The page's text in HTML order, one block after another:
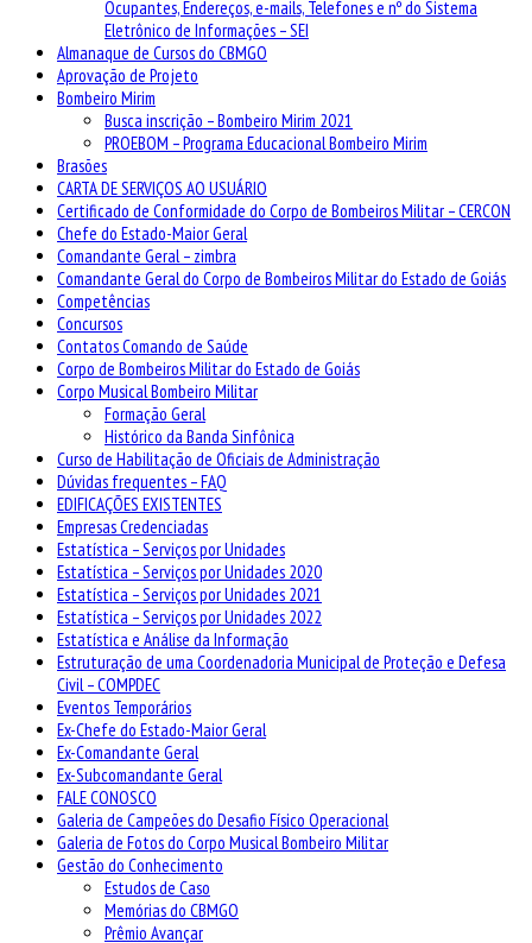
Ocupantes, Endereços, e-mails, Telefones e nº do Sistema
Eletrônico de Informações – SEI
Almanaque de Cursos do CBMGO
Aprovação de Projeto
Bombeiro Mirim
Busca inscrição – Bombeiro Mirim 2021
PROEBOM – Programa Educacional Bombeiro Mirim
Brasões
CARTA DE SERVIÇOS AO USUÁRIO
Certificado de Conformidade do Corpo de Bombeiros Militar – CERCON
Chefe do Estado-Maior Geral
Comandante Geral – zimbra
Comandante Geral do Corpo de Bombeiros Militar do Estado de Goiás
Competências
Concursos
Contatos Comando de Saúde
Corpo de Bombeiros Militar do Estado de Goiás
Corpo Musical Bombeiro Militar
Formação Geral
Histórico da Banda Sinfônica
Curso de Habilitação de Oficiais de Administração
Dúvidas frequentes – FAQ
EDIFICAÇÕES EXISTENTES
Empresas Credenciadas
Estatística – Serviços por Unidades
Estatística – Serviços por Unidades 2020
Estatística – Serviços por Unidades 2021
Estatística – Serviços por Unidades 2022
Estatística e Análise da Informação
Estruturação de uma Coordenadoria Municipal de Proteção e Defesa
Civil – COMPDEC
Eventos Temporários
Ex-Chefe do Estado-Maior Geral
Ex-Comandante Geral
Ex-Subcomandante Geral
FALE CONOSCO
Galeria de Campeões do Desafio Físico Operacional
Galeria de Fotos do Corpo Musical Bombeiro Militar
Gestão do Conhecimento
Estudos de Caso
Memórias do CBMGO
Prêmio Avançar